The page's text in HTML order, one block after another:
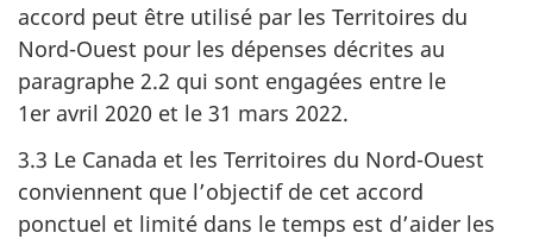
accord peut être utilisé par les Territoires du
Nord-Ouest pour les dépenses décrites au
paragraphe 2.2 qui sont engagées entre le
1er avril 2020 et le 31 mars 2022.
3.3 Le Canada et les Territoires du Nord-Ouest
conviennent que l’objectif de cet accord
ponctuel et limité dans le temps est d’aider les